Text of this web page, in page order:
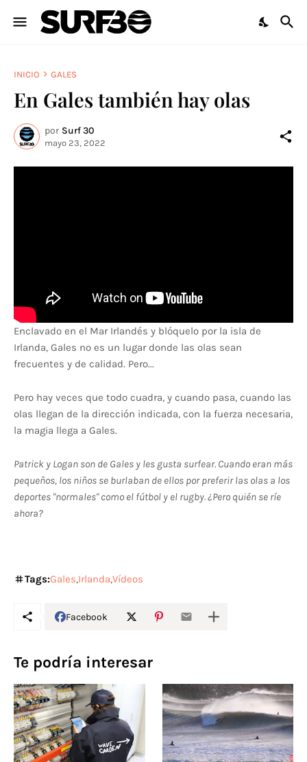
INICIO GALES
En Gales también hay olas
por Surf 30
mayo 23, 2022
Enclavado en el Mar Irlandés y blóquelo por la isla de
Irlanda, Gales no es un lugar donde las olas sean
frecuentes y de calidad. Pero...
Pero hay veces que todo cuadra, y cuando pasa, cuando las
olas llegan de la dirección indicada, con la fuerza necesaria,
la magia llega a Gales.
Patrick y Logan son de Gales y les gusta surfear. Cuando eran más
pequeños, los niños se burlaban de ellos por preferir las olas a los
deportes "normales" como el fútbol y el rugby. ¿Pero quién se ríe
ahora?
Tags:Gales Irlanda Vídeos
Facebook
Te podría interesar